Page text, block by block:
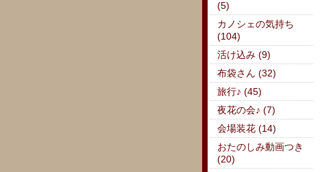
(5)
カノシェの気持ち
(104)
活け込み (9)
布袋さん (32)
旅行♪ (45)
夜花の会♪ (7)
会場装花 (14)
おたのしみ動画つき
(20)